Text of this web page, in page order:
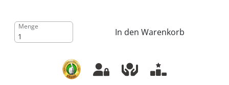
Menge
In den Warenkorb